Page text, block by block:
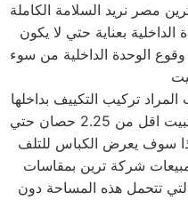
مصر نريد السلامة الكاملة
بعناية حتي لا يكون
الوحدة الداخلية من سوء
تركيب التكييف بداخلها
ذو مساحة كبيرة نسبيا لا تقوم بثبيت اقل من 2.25 حصان حتي
سوف يعرض الكباس للتلف
شركة ترين بمقاسات
تتحمل هذه المساحة دون